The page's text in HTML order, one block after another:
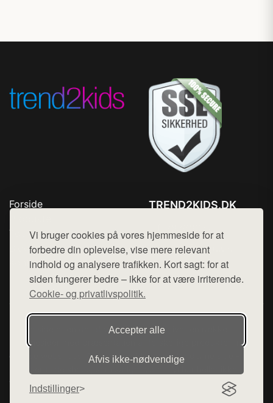
Vi bruger cookies på vores hjemmeside for at
forbedre din oplevelse, vise mere relevant
indhold og analysere trafikken. Kort sagt: for at
siden fungerer bedre – ikke for at være irriterende.
Cookie- og privatlivspolitik.
Accepter alle
Afvis ikke‑nødvendige
Indstillinger
Forside
Top Rabatter
Blog
Kontakt
TREND2KIDS.DK
Mail: hej@want.dk
Cookie- og privatlivspolitik
Denne side er en del af want.dk, der udgiver en række
hjemmesider med præsentation af forskellige produkter fra
diverse webshops. Der sælges ikke varer fra denne side - vi
henviser til de shops, som sælger varen. Vi har heller ikke
varerne på lager.